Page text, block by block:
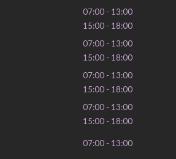
07:00 - 13:00
15:00 - 18:00
07:00 - 13:00
15:00 - 18:00
07:00 - 13:00
15:00 - 18:00
07:00 - 13:00
15:00 - 18:00
07:00 - 13:00